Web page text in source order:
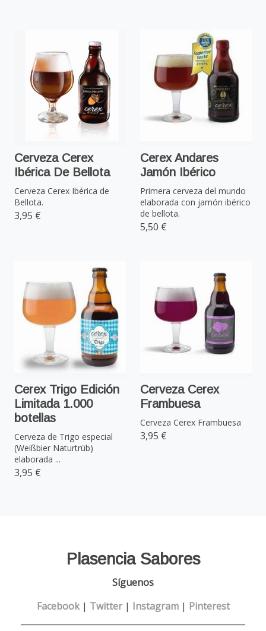
Cerveza Cerex
Ibérica De Bellota
Cerveza Cerex Ibérica de
Bellota.
3,95 €
Cerex Andares
Jamón Ibérico
Primera cerveza del mundo
elaborada con jamón ibérico
de bellota.
5,50 €
Cerex Trigo Edición
Limitada 1.000
botellas
Cerveza de Trigo especial
(Weißbier Naturtrüb)
elaborada ...
3,95 €
Cerveza Cerex
Frambuesa
Cerveza Cerex Frambuesa
3,95 €
Plasencia Sabores
Síguenos
Facebook| Twitter| Instagram| Pinterest